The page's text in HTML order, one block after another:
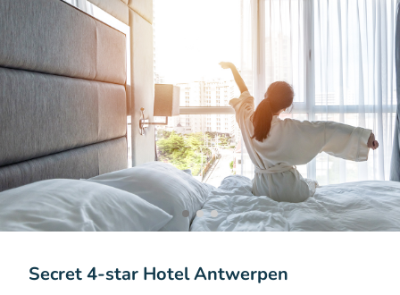
Secret 4-star Hotel Antwerpen